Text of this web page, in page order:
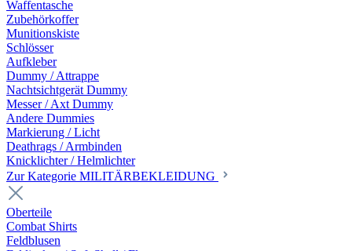
Waffentasche
Zubehörkoffer
Munitionskiste
Schlösser
Aufkleber
Dummy / Attrappe
Nachtsichtgerät Dummy
Messer / Axt Dummy
Andere Dummies
Markierung / Licht
Deathrags / Armbinden
Knicklichter / Helmlichter
Zur Kategorie MILITÄRBEKLEIDUNG
Oberteile
Combat Shirts
Feldblusen